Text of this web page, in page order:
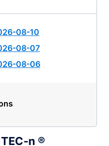
08-10
08-07
08-06
n ®